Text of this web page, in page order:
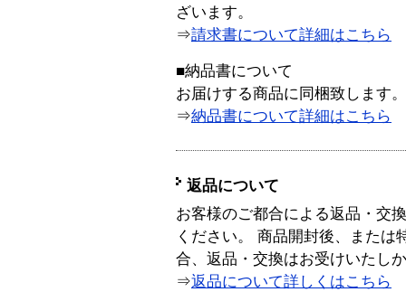
ざいます。
⇒請求書について詳細はこちら
■納品書について
お届けする商品に同梱致します。
⇒納品書について詳細はこちら
返品について
お客様のご都合による返品・交
ください。 商品開封後、または
合、返品・交換はお受けいたし
⇒返品について詳しくはこちら